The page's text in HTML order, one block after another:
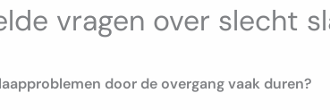
vragen over slecht
door de overgang vaak duren?